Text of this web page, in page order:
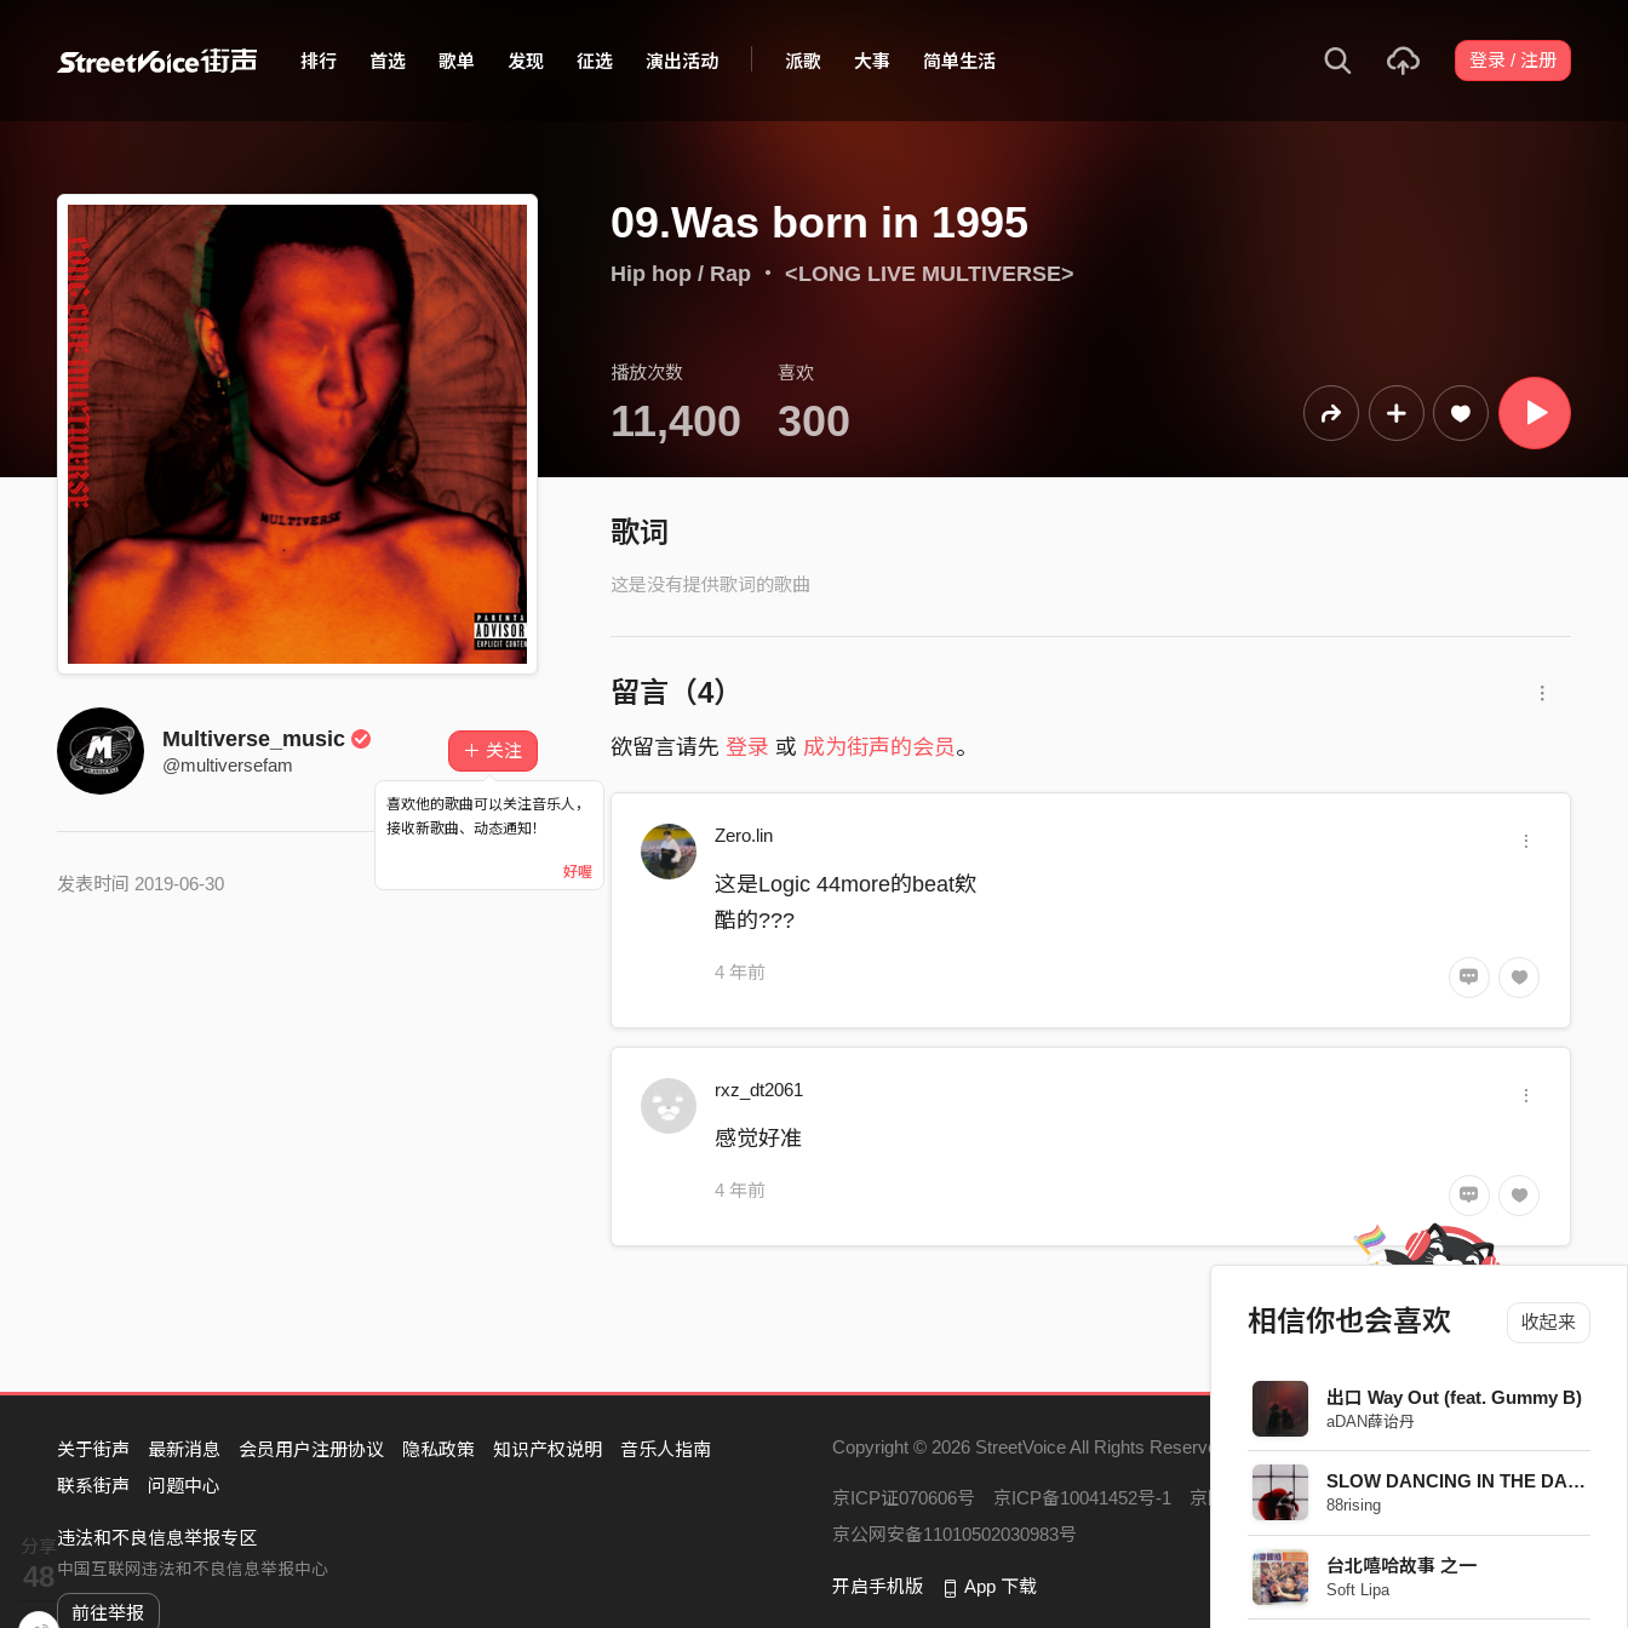
排行 首选 歌单 发现 征选 演出活动 派歌 大事 简单生活 登录 / 注册
分享
48
相信你也会喜欢 收起来
出口 Way Out (feat. Gummy B)
aDAN薛诒丹
SLOW DANCING IN THE DARK - Joji
88rising
台北嘻哈故事 之一
Soft Lipa
09.Was born in 1995
Hip hop / Rap・ <LONG LIVE MULTIVERSE>
播放次数
11,400
喜欢
300
Multiverse_music
@multiversefam
＋ 关注
喜欢他的歌曲可以关注音乐人，
接收新歌曲、动态通知！
好喔
发表时间 2019-06-30
歌词
这是没有提供歌词的歌曲
留言（4）
欲留言请先 登录 或 成为街声的会员。
Zero.lin
这是Logic 44more的beat欸
酷的???
4 年前
rxz_dt2061
感觉好准
4 年前
关于街声 最新消息 会员用户注册协议 隐私政策 知识产权说明
音乐人指南
联系街声
问题中心
违法和不良信息举报专区
中国互联网违法和不良信息举报中心
前往举报
Copyright © 2026 StreetVoice All Rights Reserved.
京ICP证070606号 京ICP备10041452号-1
京网文（2023）5121-147号
京公网安备11010502030983号
开启手机版 App 下载